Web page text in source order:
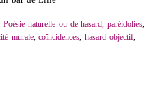
Poésie naturelle ou de hasard, paréidolies,
murale,coïncidences,hasard objectif,